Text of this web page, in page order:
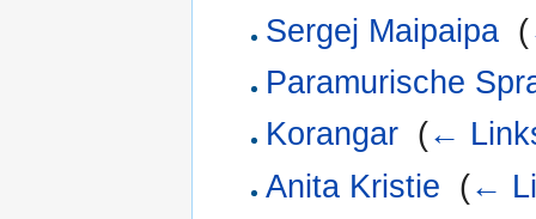
Sergej Maipaipa‎ (
Paramurische
Korangar‎ (←
Anita Kristie (←